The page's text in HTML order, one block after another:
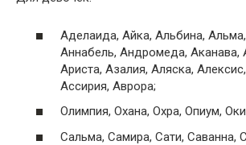
Аделаида, Айка, Альбина,
Аннабель, Андромеда, Аканава,
Ариста, Азалия, Аляска,
Ассирия, Аврора;
Олимпия, Охана, Охра, Опиум,
Сальма, Самира, Сати, Саванна,